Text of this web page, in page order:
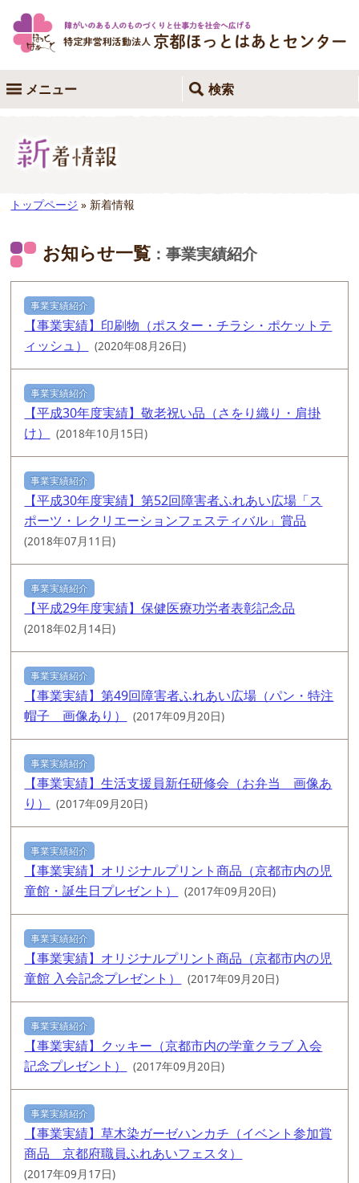
メニュー 検索
トップページ » 新着情報
お知らせ一覧 ：事業実績紹介
事業実績紹介
【事業実績】印刷物（ポスター・チラシ・ポケットテ
ィッシュ）
(2020年08月26日)
事業実績紹介
【平成30年度実績】敬老祝い品（さをり織り・肩掛
け）
(2018年10月15日)
事業実績紹介
【平成30年度実績】第52回障害者ふれあい広場「ス
ポーツ・レクリエーションフェスティバル」賞品
(2018年07月11日)
事業実績紹介
【平成29年度実績】保健医療功労者表彰記念品
(2018年02月14日)
事業実績紹介
【事業実績】第49回障害者ふれあい広場（パン・特注
帽子 画像あり）
(2017年09月20日)
事業実績紹介
【事業実績】生活支援員新任研修会（お弁当 画像あ
り）
(2017年09月20日)
事業実績紹介
【事業実績】オリジナルプリント商品（京都市内の児
童館・誕生日プレゼント）
(2017年09月20日)
事業実績紹介
【事業実績】オリジナルプリント商品（京都市内の児
童館 入会記念プレゼント）
(2017年09月20日)
事業実績紹介
【事業実績】クッキー（京都市内の学童クラブ 入会
記念プレゼント）
(2017年09月20日)
事業実績紹介
【事業実績】草木染ガーゼハンカチ（イベント参加賞
商品 京都府職員ふれあいフェスタ）
(2017年09月17日)